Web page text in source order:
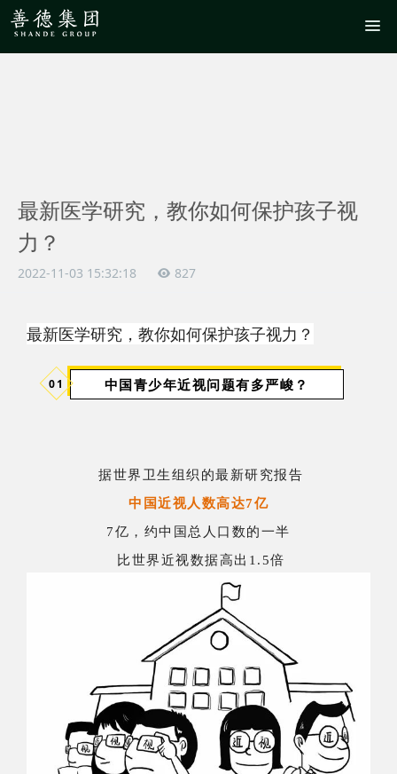
最新医学研究，教你如何保护孩子视
力？
2022-11-03 15:32:18 827
最新医学研究，教你如何保护孩子视力？
01 中国青少年近视问题有多严峻？
据世界卫生组织的最新研究报告
中国近视人数高达7亿
7亿，约中国总人口数的一半
比世界近视数据高出1.5倍